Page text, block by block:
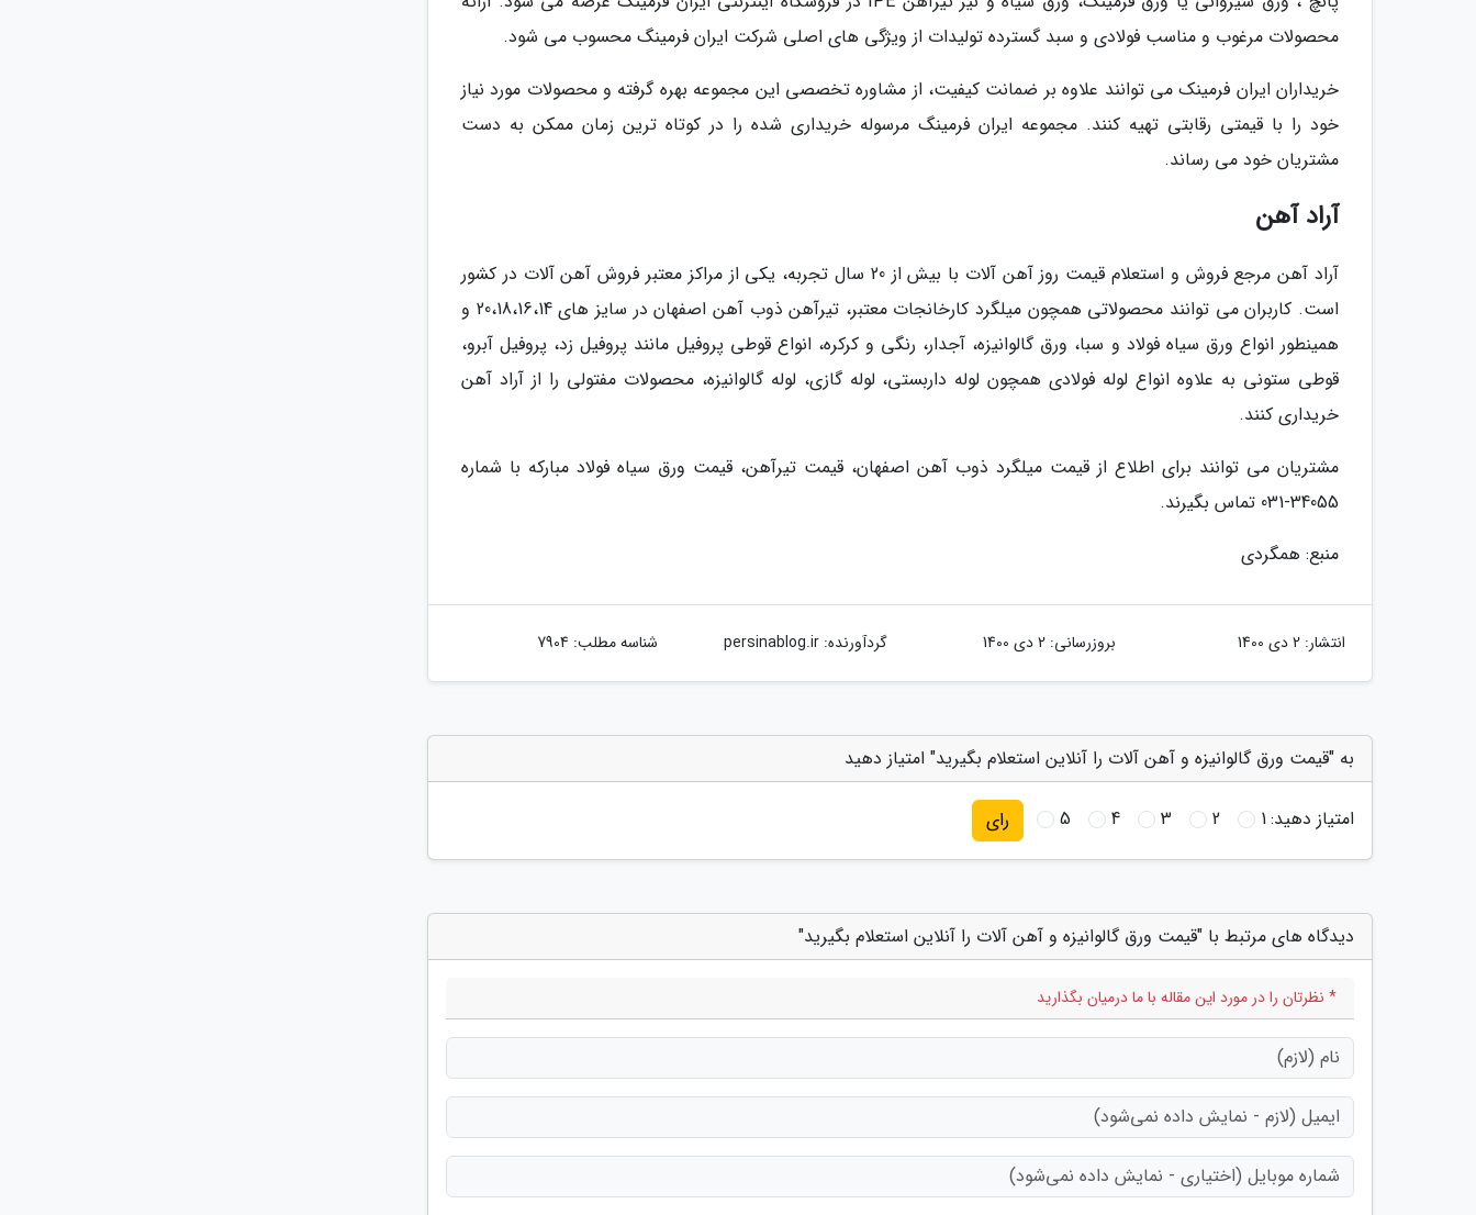
محصولات مرغوب و مناسب فولادی و سبد گسترده تولیدات از ویژگی های اصلی شرکت ایران فرمینگ محسوب می شود.
خریداران ایران فرمینک می توانند علاوه بر ضمانت کیفیت، از مشاوره تخصصی این مجموعه بهره گرفته و محصولات مورد نیاز
خود را با قیمتی رقابتی تهیه کنند. مجموعه ایران فرمینگ مرسوله خریداری شده را در کوتاه ترین زمان ممکن به دست
مشتریان خود می رساند.
آراد آهن
آراد آهن مرجع فروش و استعلام قیمت روز آهن آلات با بیش از 20 سال تجربه، یکی از مراکز معتبر فروش آهن آلات در کشور
است. کاربران می توانند محصولاتی همچون میلگرد کارخانجات معتبر، تیرآهن ذوب آهن اصفهان در سایز های 20،18،16،14 و
همینطور انواع ورق سیاه فولاد و سبا، ورق گالوانیزه، آجدار، رنگی و کرکره، انواع قوطی پروفیل مانند پروفیل زد، پروفیل آبرو،
قوطی ستونی به علاوه انواع لوله فولادی همچون لوله داربستی، لوله گازی، لوله گالوانیزه، محصولات مفتولی را از آراد آهن
خریداری کنند.
مشتریان می توانند برای اطلاع از قیمت میلگرد ذوب آهن اصفهان، قیمت تیرآهن، قیمت ورق سیاه فولاد مبارکه با شماره
34055-031 تماس بگیرند.
منبع: همگردی
انتشار: 2 دی 1400 بروزرسانی: 2 دی 1400 گردآورنده:persinablog.ir شناسه مطلب: 7904
به "قیمت ورق گالوانیزه و آهن آلات را آنلاین استعلام بگیرید" امتیاز دهید
امتیاز دهید:1
2
3
4
5 رای
دیدگاه های مرتبط با "قیمت ورق گالوانیزه و آهن آلات را آنلاین استعلام بگیرید"
* نظرتان را در مورد این مقاله با ما درمیان بگذارید